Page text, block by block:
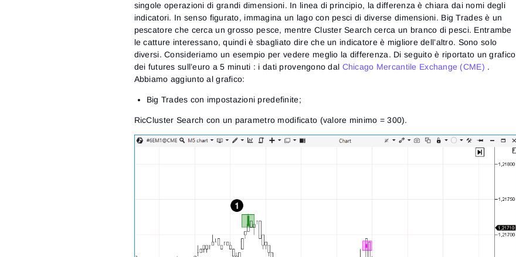
singole operazioni di grandi dimensioni. In linea di principio, la differenza è chiara dai nomi degli
indicatori. In senso figurato, immagina un lago con pesci di diverse dimensioni. Big Trades è un
pescatore che cerca un grosso pesce, mentre Cluster Search cerca un branco di pesci. Entrambe
le catture interessano, quindi è sbagliato dire che un indicatore è migliore dell’altro. Sono solo
diversi. Consideriamo un esempio per vedere meglio la differenza. Di seguito è riportato un grafico
dei futures sull’euro a 5 minuti : i dati provengono dal Chicago Mercantile Exchange (CME) .
Abbiamo aggiunto al grafico:
Big Trades con impostazioni predefinite;
RicCluster Search con un parametro modificato (valore minimo = 300).